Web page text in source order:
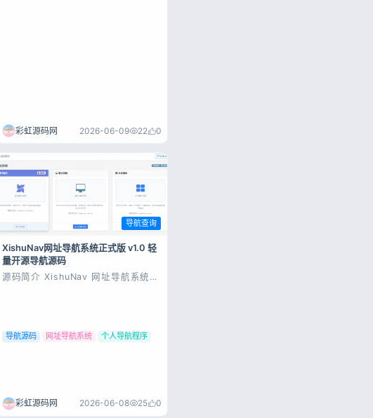
彩虹源码网 2026-06-09 22 0
导航查询
XishuNav网址导航系统正式版 v1.0 轻
量开源导航源码
源码简介 XishuNav 网址导航系统
后台网页特效配置、自定...
导航源码 网址导航系统 个人导航程序
彩虹源码网 2026-06-08 25 0
登录
用户协议